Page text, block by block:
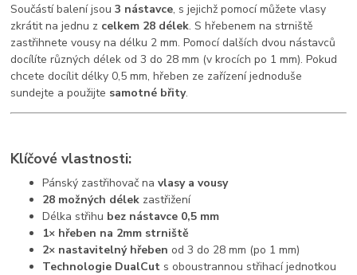
Součástí balení jsou3 nástavce, s jejichž pomocí můžete vlasy
zkrátit na jednu z celkem 28 délek. S hřebenem na strniště
zastřihnete vousy na délku 2 mm. Pomocí dalších dvou nástavců
docílíte různých délek od 3 do 28 mm (v krocích po 1 mm). Pokud
chcete docílit délky 0,5 mm, hřeben ze zařízení jednoduše
sundejte a použijte samotné břity.
Klíčové vlastnosti:
Pánský zastřihovač navlasy a vousy
28 možných délek zastřižení
Délka střihu bez nástavce 0,5 mm
1× hřeben na 2mm strniště
2× nastavitelný hřeben od 3 do 28 mm (po 1 mm)
Technologie DualCut s oboustrannou střihací jednotkou